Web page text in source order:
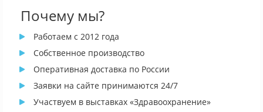
Почему мы?
Работаем с 2012 года
Собственное производство
Оперативная доставка по России
Заявки на сайте принимаются 24/7
Участвуем в выставках «Здравоохранение»